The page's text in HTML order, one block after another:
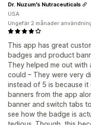
This app has great
badges and product
They helped me out
could – They were very
instead of 5 is because
banners from the app
banner and switch tabs
see how the badge is
Dr. Nuzum's Nutraceuticals
USA
Ungefär 2 månader